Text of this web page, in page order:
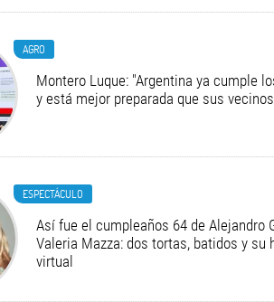
AGRO
Montero Luque: "Argentina ya cumple
y está mejor preparada que sus
ESPECTÁCULO
Así fue el cumpleaños 64 de Alejandro
Valeria Mazza: dos tortas, batidos y su
virtual